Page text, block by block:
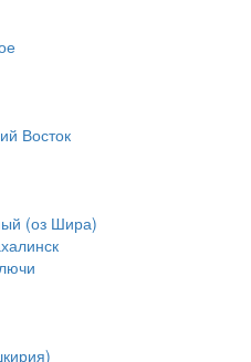
Восток
(оз Шира)